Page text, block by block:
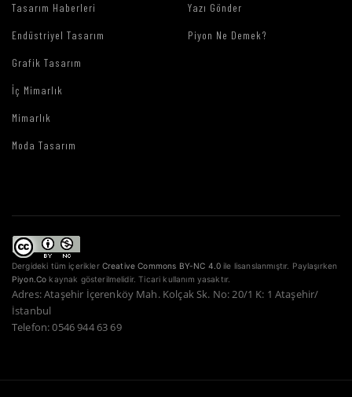
Tasarım Haberleri
Endüstriyel Tasarım
Grafik Tasarım
İç Mimarlık
Mimarlık
Moda Tasarım
Yazı Gönder
Piyon Ne Demek?
Dergideki tüm içerikler Creative Commons BY-NC 4.0 ile lisanslanmıştır. Paylaşırken
Piyon.Co kaynak gösterilmelidir. Ticari kullanım yasaktır.
Adres: Ataşehir İçerenköy Mah. Kolçak Sk. No: 20/1 K: 1 Ataşehir/
İstanbul
Telefon: 0546 944 63 69